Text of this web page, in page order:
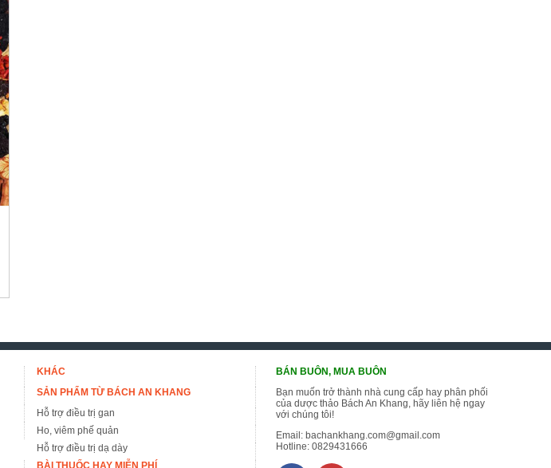
KHÁC
SẢN PHẨM TỪ BÁCH AN KHANG
Hỗ trợ điều trị gan
Ho, viêm phế quản
Hỗ trợ điều trị dạ dày
BÀI THUỐC HAY MIỄN PHÍ
BÁN BUÔN, MUA BUÔN
Bạn muốn trở thành nhà cung cấp hay phân phối
của dược thảo Bách An Khang, hãy liên hệ ngay
với chúng tôi!
Email:bachankhang.com@gmail.com
Hotline:0829431666